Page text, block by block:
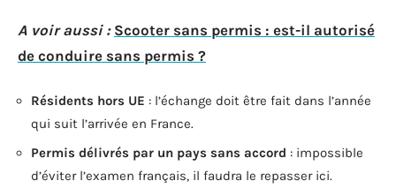
A voir aussi : Scooter sans permis : est-il autorisé
de conduire sans permis ?
Résidents hors UE : l’échange doit être fait dans l’année
qui suit l’arrivée en France.
Permis délivrés par un pays sans accord : impossible
d’éviter l’examen français, il faudra le repasser ici.